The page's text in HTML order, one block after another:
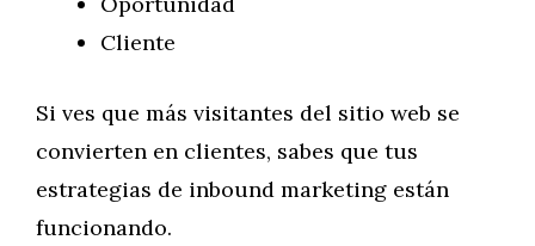
Cliente
Si ves que más visitantes del sitio web se
convierten en clientes, sabes que tus
estrategias de inbound marketing están
funcionando.